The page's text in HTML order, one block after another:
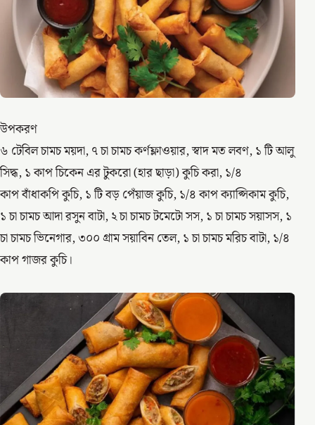
উপকরণ
৬ টেবিল চামচ ময়দা, ৭ চা চামচ কর্ণফ্লাওয়ার, স্বাদ মত লবণ, ১ টি আলু
সিদ্ধ, ১ কাপ চিকেন এর টুকরো (হার ছাড়া) কুচি করা, ১/৪
কাপ বাঁধাকপি কুচি, ১ টি বড় পেঁয়াজ কুচি, ১/৪ কাপ ক্যাপ্সিকাম কুচি,
১ চা চামচ আদা রসুন বাটা, ২ চা চামচ টমেটো সস, ১ চা চামচ সয়াসস, ১
চা চামচ ভিনেগার, ৩০০ গ্ৰাম সয়াবিন তেল, ১ চা চামচ মরিচ বাটা, ১/৪
কাপ গাজর কুচি।